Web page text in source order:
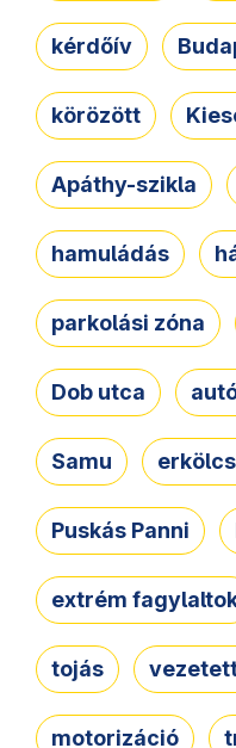
kérdőív
körözött
Apáthy-szikla
hamuládás
parkolási zóna
Dob utca
Samu
Puskás Panni
extrém
tojás
motorizáció